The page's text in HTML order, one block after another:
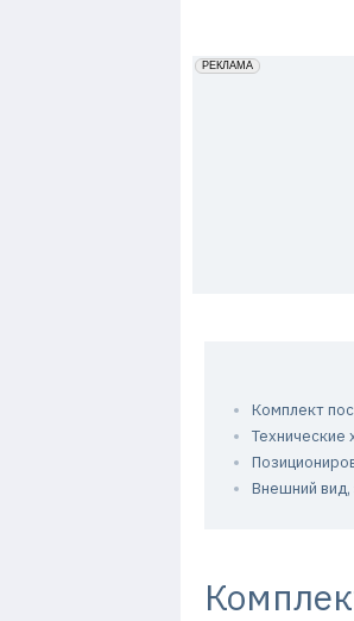
erid: 2VfnxxmNzs5
РЕКЛАМА
Комплект
Технические
Внешний вид,